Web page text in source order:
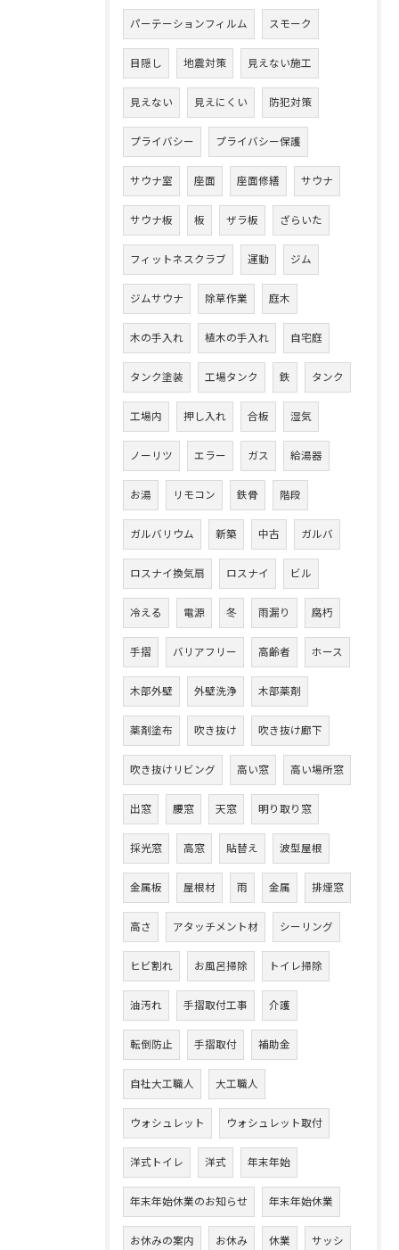
パーテーションフィルム スモーク
目隠し 地震対策 見えない施工
見えない 見えにくい 防犯対策
プライバシー プライバシー保護
サウナ室 座面 座面修繕 サウナ
サウナ板 板 ザラ板 ざらいた
フィットネスクラブ 運動 ジム
ジムサウナ 除草作業 庭木
木の手入れ 植木の手入れ 自宅庭
タンク塗装 工場タンク 鉄 タンク
工場内 押し入れ 合板 湿気
ノーリツ エラー ガス 給湯器
お湯 リモコン 鉄骨 階段
ガルバリウム 新築 中古 ガルバ
ロスナイ換気扇 ロスナイ ビル
冷える 電源 冬 雨漏り 腐朽
手摺 バリアフリー 高齢者 ホース
木部外壁 外壁洗浄 木部薬剤
薬剤塗布 吹き抜け 吹き抜け廊下
吹き抜けリビング 高い窓 高い場所窓
出窓 腰窓 天窓 明り取り窓
採光窓 高窓 貼替え 波型屋根
金属板 屋根材 雨 金属 排煙窓
高さ アタッチメント材 シーリング
ヒビ割れ お風呂掃除 トイレ掃除
油汚れ 手摺取付工事 介護
転倒防止 手摺取付 補助金
自社大工職人 大工職人
ウォシュレット ウォシュレット取付
洋式トイレ 洋式 年末年始
年末年始休業のお知らせ 年末年始休業
お休みの案内 お休み 休業 サッシ